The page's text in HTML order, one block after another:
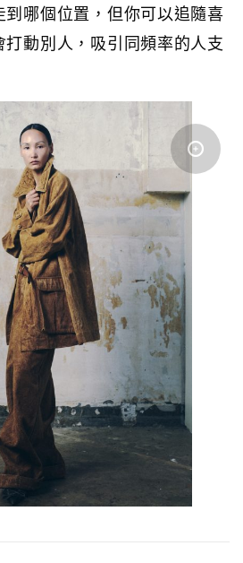
哪個位置，但你可以追隨喜
動別人，吸引同頻率的人支